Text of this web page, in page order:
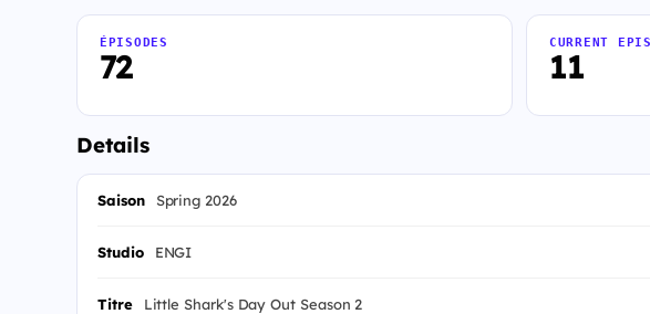
72
ÉPISODES
11
CURRENT
Details
Saison Spring 2026
Studio ENGI
Titre Little Shark's Day Out Season 2